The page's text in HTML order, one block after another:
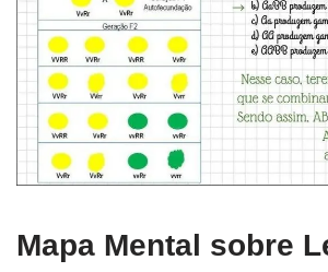
Mapa Mental sobre